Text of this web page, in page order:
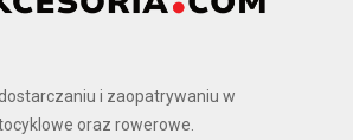
i zaopatrywaniu w
oraz rowerowe.